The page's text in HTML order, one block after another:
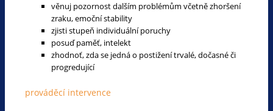
věnuj pozornost dalším problémům včetně zhoršení
zraku, emoční stability
zjisti stupeň individuální poruchy
posuď paměť, intelekt
zhodnoť, zda se jedná o postižení trvalé, dočasné či
progredující
prováděcí intervence